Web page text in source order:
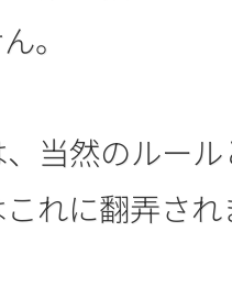
。
当然のルー
れに翻弄さ